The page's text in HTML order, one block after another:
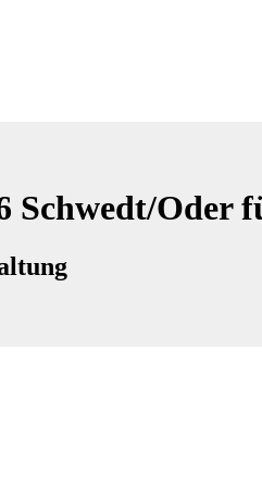
Schwedt/Oder